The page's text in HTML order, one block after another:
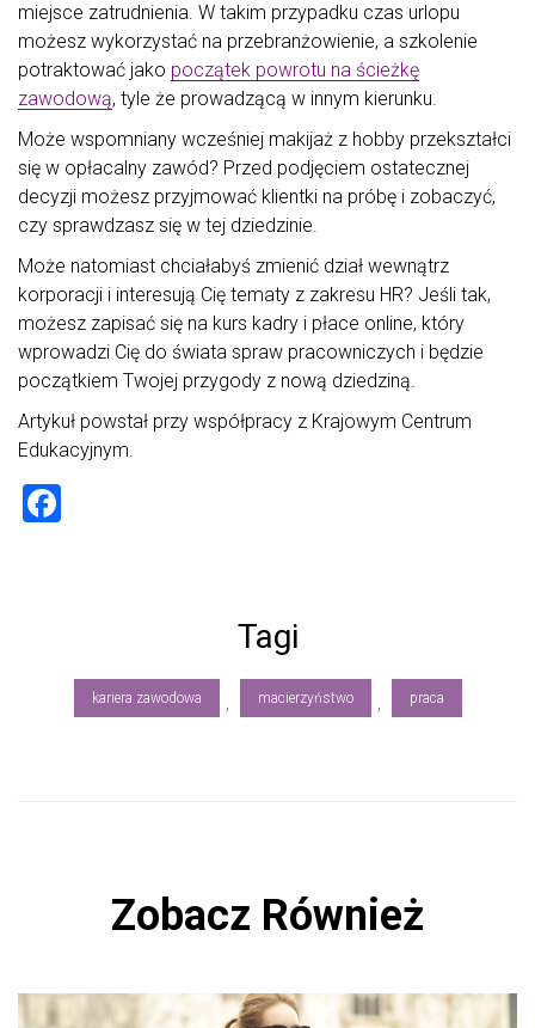
miejsce zatrudnienia. W takim przypadku czas urlopu
możesz wykorzystać na przebranżowienie, a szkolenie
potraktować jako początek powrotu na ścieżkę
zawodową, tyle że prowadzącą w innym kierunku.
Może wspomniany wcześniej makijaż z hobby przekształci
się w opłacalny zawód? Przed podjęciem ostatecznej
decyzji możesz przyjmować klientki na próbę i zobaczyć,
czy sprawdzasz się w tej dziedzinie.
Może natomiast chciałabyś zmienić dział wewnątrz
korporacji i interesują Cię tematy z zakresu HR? Jeśli tak,
możesz zapisać się na kurs kadry i płace online, który
wprowadzi Cię do świata spraw pracowniczych i będzie
początkiem Twojej przygody z nową dziedziną.
Artykuł powstał przy współpracy z Krajowym Centrum
Edukacyjnym.
ok
Tagi
kariera zawodowa , macierzyństwo , praca
Zobacz Również